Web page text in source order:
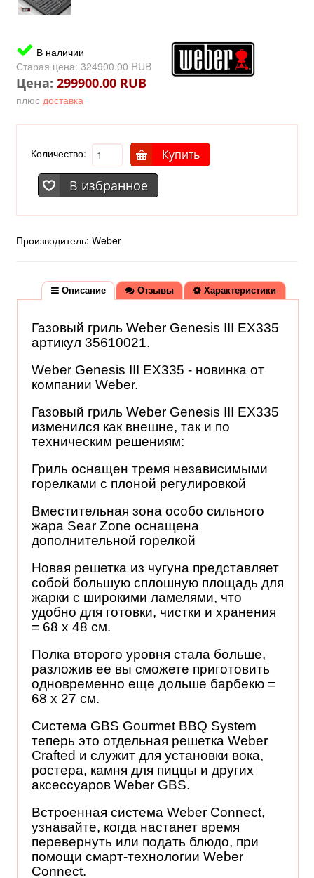
В наличии
Старая цена:324900.00 RUB
Цена: 299900.00 RUB
плюс доставка
Количество: Купить
В избранное
Производитель: Weber
Описание
Газовый гриль Weber Genesis III EX335
артикул 35610021.
Weber Genesis III EX335 - новинка от
компании Weber.
Газовый гриль Weber Genesis III EX335
изменился как внешне, так и по
техническим решениям:
Гриль оснащен тремя независимыми
горелками с плоной регулировкой
Вместительная зона особо сильного
жара Sear Zone оснащена
дополнительной горелкой
Новая решетка из чугуна представляет
собой большую сплошную площадь для
жарки с широкими ламелями, что
удобно для готовки, чистки и хранения
= 68 х 48 см.
Полка второго уровня стала больше,
разложив ее вы сможете приготовить
одновременно еще дольше барбекю =
68 х 27 см.
Система GBS Gourmet BBQ System
теперь это отдельная решетка Weber
Crafted и служит для установки вока,
ростера, камня для пиццы и других
аксессуаров Weber GBS.
Встроенная система Weber Connect,
узнавайте, когда настанет время
перевернуть или подать блюдо, при
помощи смарт-технологии Weber
Connect.
Отзывы
Характеристики